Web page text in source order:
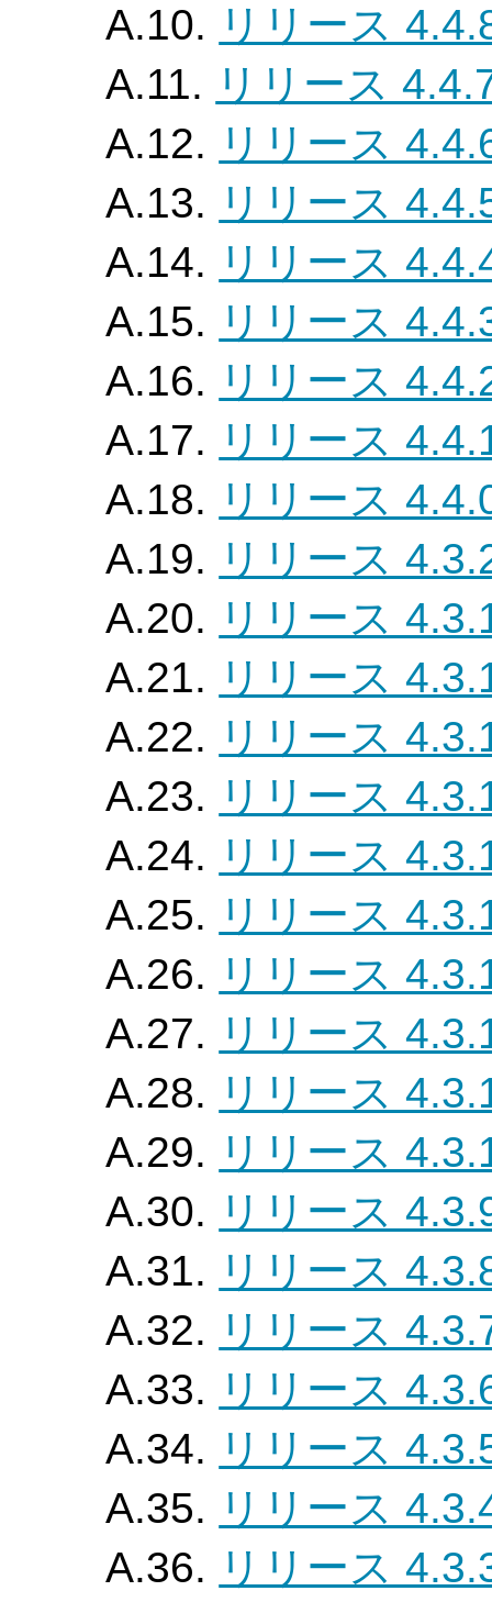
A.10. リリース
A.11. リリース
A.12. リリース
A.13. リリース
A.14. リリース
A.15. リリース
A.16. リリース
A.17. リリース
A.18. リリース
A.19. リリース
A.20. リリース
A.21. リリース
A.22. リリース
A.23. リリース
A.24. リリース
A.25. リリース
A.26. リリース
A.27. リリース
A.28. リリース
A.29. リリース
A.30. リリース
A.31. リリース
A.32. リリース
A.33. リリース
A.34. リリース
A.35. リリース
A.36. リリース